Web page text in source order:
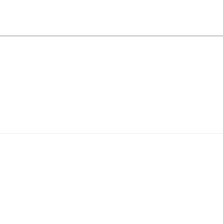
ス 通気性メッシュ 在宅ワーク H-WY01